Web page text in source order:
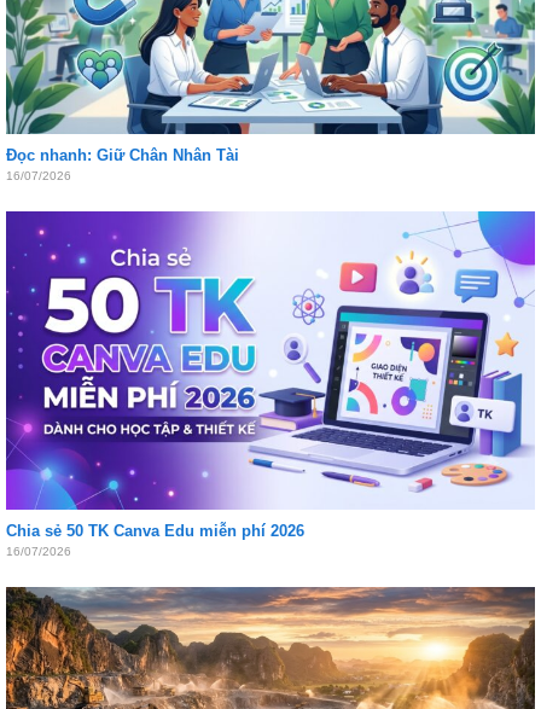
Đọc nhanh: Giữ Chân Nhân Tài
16/07/2026
Chia sẻ 50 TK Canva Edu miễn phí 2026
16/07/2026